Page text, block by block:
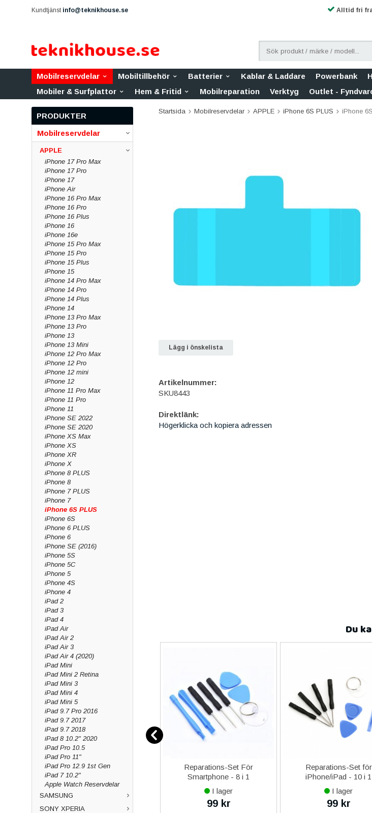
Kundtjänst info@teknikhouse.se Alltid fri
Mobilreservdelar Mobiltillbehör Batterier Kablar & Laddare Powerbank
Mobiler & Surfplattor
Hem & Fritid Mobilreparation Verktyg Outlet -
PRODUKTER
Mobilreservdelar
APPLE
iPhone 17 Pro Max
iPhone 17 Pro
iPhone 17
iPhone Air
iPhone 16 Pro Max
iPhone 16 Pro
iPhone 16 Plus
iPhone 16
iPhone 16e
iPhone 15 Pro Max
iPhone 15 Pro
iPhone 15 Plus
iPhone 15
iPhone 14 Pro Max
iPhone 14 Pro
iPhone 14 Plus
iPhone 14
iPhone 13 Pro Max
iPhone 13 Pro
iPhone 13
iPhone 13 Mini
iPhone 12 Pro Max
iPhone 12 Pro
iPhone 12 mini
iPhone 12
iPhone 11 Pro Max
iPhone 11 Pro
iPhone 11
iPhone SE 2022
iPhone SE 2020
iPhone XS Max
iPhone XS
iPhone XR
iPhone X
iPhone 8 PLUS
iPhone 8
iPhone 7 PLUS
iPhone 7
iPhone 6S PLUS
iPhone 6S
iPhone 6 PLUS
iPhone 6
iPhone SE (2016)
iPhone 5S
iPhone 5C
iPhone 5
iPhone 4S
iPhone 4
iPad 2
iPad 3
iPad 4
iPad Air
iPad Air 2
iPad Air 3
iPad Air 4 (2020)
iPad Mini
iPad Mini 2 Retina
iPad Mini 3
iPad Mini 4
iPad Mini 5
iPad 9.7 Pro 2016
iPad 9.7 2017
iPad 9.7 2018
iPad 8 10.2" 2020
iPad Pro 10.5
iPad Pro 11"
iPad Pro 12.9 1st Gen
iPad 7 10.2"
Apple Watch Reservdelar
SAMSUNG
SONY XPERIA
Startsida Mobilreservdelar APPLE iPhone 6S PLUS iPhone
Lägg i önskelista
Artikelnummer:
SKU8443
Direktlänk:
Högerklicka och kopiera adressen
Du
iPhone 13 mini iPhone 13 Pro
Max iPhone 14 Plus iPhone
14 Pro Max iPhone 15 Plus
iPhone 15 Pro Max Baseus
Magnetisk Mobilhållare
Reparations-Set För
Smartphone - 8 i 1
I lager
99 kr
Reparations-Set för
iPhone/iPad - 10 i 1
I lager
99 kr